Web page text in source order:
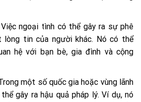
Việc ngoại tình có thể gây ra sự phê
lòng tin của người khác. Nó có thể
hệ với bạn bè, gia đình và cộng
một số quốc gia hoặc vùng lãnh
gây ra hậu quả pháp lý. Ví dụ, nó